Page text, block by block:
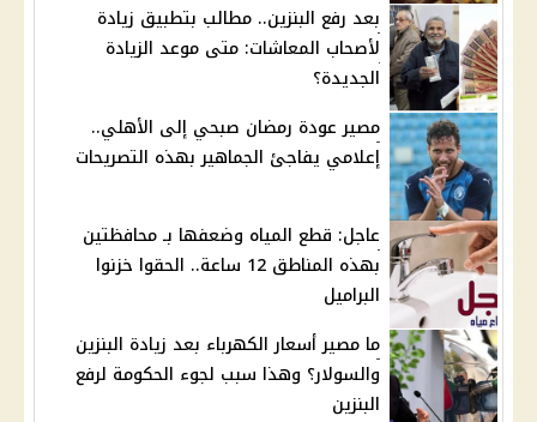
بعد رفع البنزين.. مطالب بتطبيق زيادة
لأصحاب المعاشات: متى موعد الزيادة
الجديدة؟
مصير عودة رمضان صبحي إلى الأهلي..
إعلامي يفاجئ الجماهير بهذه التصريحات
عاجل: قطع المياه وضعفها بـ محافظتين
بهذه المناطق 12 ساعة.. الحقوا خزنوا
البراميل
ما مصير أسعار الكهرباء بعد زيادة البنزين
والسولار؟ وهذا سبب لجوء الحكومة لرفع
البنزين